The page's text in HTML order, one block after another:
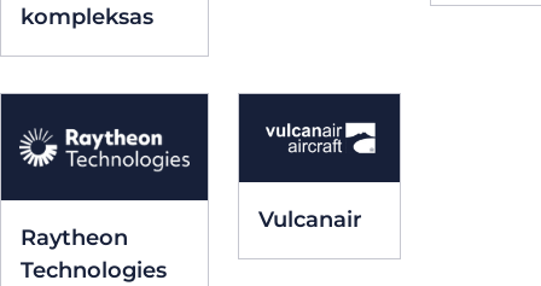
kompleksas
Raytheon
Technologies
Vulcanair